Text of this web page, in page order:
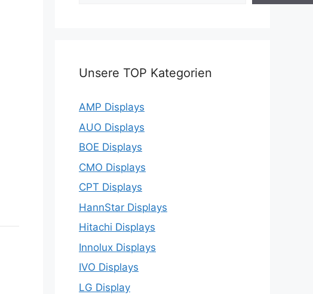
Unsere TOP Kategorien
AMP Displays
AUO Displays
BOE Displays
CMO Displays
CPT Displays
HannStar Displays
Hitachi Displays
Innolux Displays
IVO Displays
LG Display